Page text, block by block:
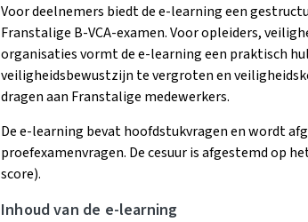
Voor deelnemers biedt de e-learning een
Franstalige B-VCA-examen. Voor opleiders,
organisaties vormt de e-learning een praktisch
veiligheidsbewustzijn te vergroten en
dragen aan Franstalige medewerkers.
De e-learning bevat hoofdstukvragen en wordt
proefexamenvragen. De cesuur is afgestemd op
score).
Inhoud van de e-learning